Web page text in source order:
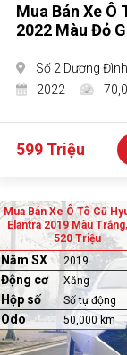
Mua Bán Xe Ô
2022 Màu Đỏ
Số 2 Dương
2022
599 Triệu
Mua Bán Xe Ô Tô Cũ
Elantra 2019 Màu
520 Triệu
Năm SX 2019
Động cơ Xăng
Hộp số Số tự động
Odo 50,000 km